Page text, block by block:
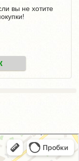
вы не хотите